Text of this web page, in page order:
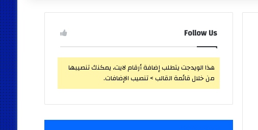
Follow Us
هذا الويدجت يتطلب إضافة أرقام لايت، يمكنك تنصيبها
من خلال قائمة القالب > تنصيب الإضافات.